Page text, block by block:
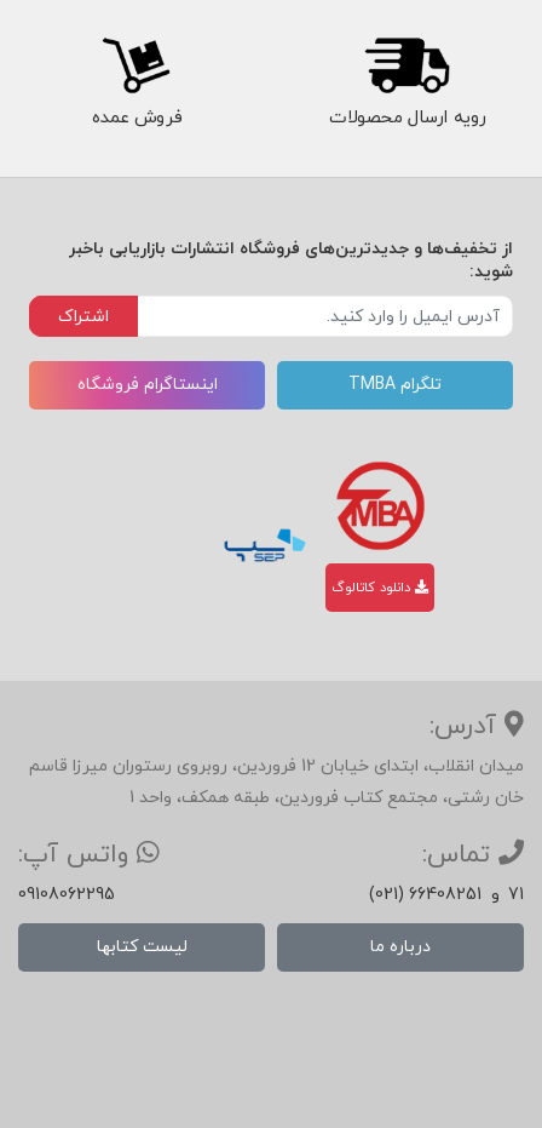
رویه ارسال محصولات فروش عمده
از تخفیف‌ها و جدیدترین‌های فروشگاه انتشارات بازاریابی باخبر
شوید:
اشتراک
تلگرام TMBA اینستاگرام فروشگاه
دانلود کاتالوگ
آدرس:
میدان انقلاب، ابتدای خیابان 12 فروردین، روبروی رستوران میرزا قاسم
خان رشتی، مجتمع کتاب فروردین، طبقه همکف، واحد 1
تماس:
(021) 66408251 و 71
واتس آپ:
09108062295
درباره ما لیست کتابها